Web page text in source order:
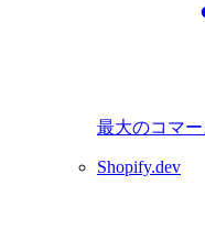
最大のコマ
Shopify.dev